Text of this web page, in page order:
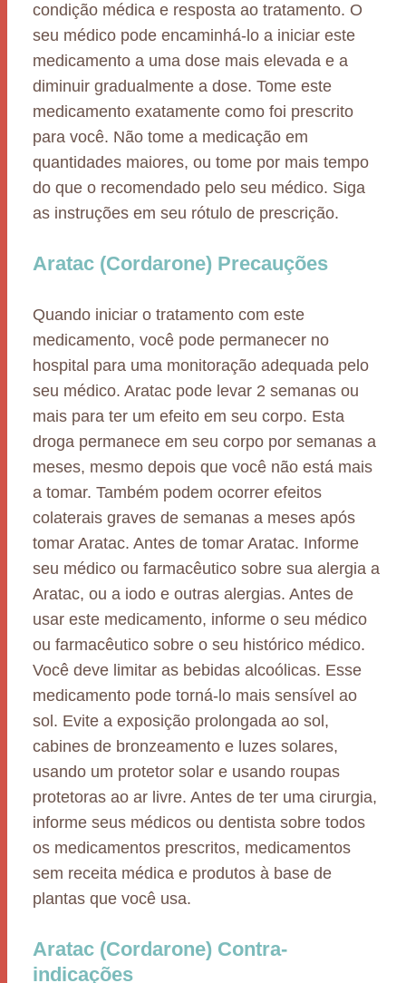
condição médica e resposta ao tratamento. O
seu médico pode encaminhá-lo a iniciar este
medicamento a uma dose mais elevada e a
diminuir gradualmente a dose. Tome este
medicamento exatamente como foi prescrito
para você. Não tome a medicação em
quantidades maiores, ou tome por mais tempo
do que o recomendado pelo seu médico. Siga
as instruções em seu rótulo de prescrição.
Aratac (Cordarone) Precauções
Quando iniciar o tratamento com este
medicamento, você pode permanecer no
hospital para uma monitoração adequada pelo
seu médico. Aratac pode levar 2 semanas ou
mais para ter um efeito em seu corpo. Esta
droga permanece em seu corpo por semanas a
meses, mesmo depois que você não está mais
a tomar. Também podem ocorrer efeitos
colaterais graves de semanas a meses após
tomar Aratac. Antes de tomar Aratac. Informe
seu médico ou farmacêutico sobre sua alergia a
Aratac, ou a iodo e outras alergias. Antes de
usar este medicamento, informe o seu médico
ou farmacêutico sobre o seu histórico médico.
Você deve limitar as bebidas alcoólicas. Esse
medicamento pode torná-lo mais sensível ao
sol. Evite a exposição prolongada ao sol,
cabines de bronzeamento e luzes solares,
usando um protetor solar e usando roupas
protetoras ao ar livre. Antes de ter uma cirurgia,
informe seus médicos ou dentista sobre todos
os medicamentos prescritos, medicamentos
sem receita médica e produtos à base de
plantas que você usa.
Aratac (Cordarone) Contra-
indicações